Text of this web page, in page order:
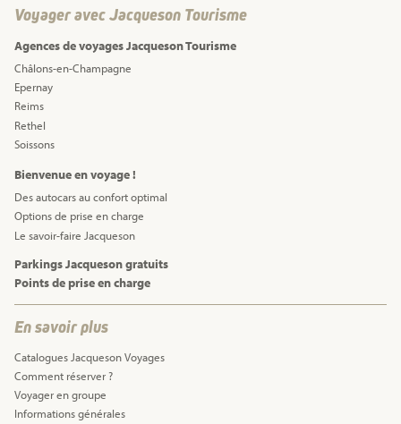
Voyager avec Jacqueson Tourisme
Agences de voyages Jacqueson Tourisme
Châlons-en-Champagne
Epernay
Reims
Rethel
Soissons
Bienvenue en voyage !
Des autocars au confort optimal
Options de prise en charge
Le savoir-faire Jacqueson
Parkings Jacqueson gratuits
Points de prise en charge
En savoir plus
Catalogues Jacqueson Voyages
Comment réserver ?
Voyager en groupe
Informations générales